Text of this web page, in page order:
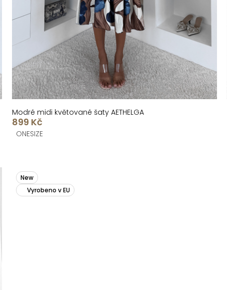
Modré midi květované šaty AETHELGA
899 Kč
ONESIZE
New
Vyrobeno v EU